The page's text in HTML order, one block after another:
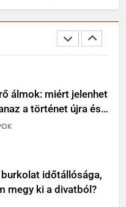
a történet újra és
időtállósága,
megy ki a divatból?
szandál gyerekeknek:
választás